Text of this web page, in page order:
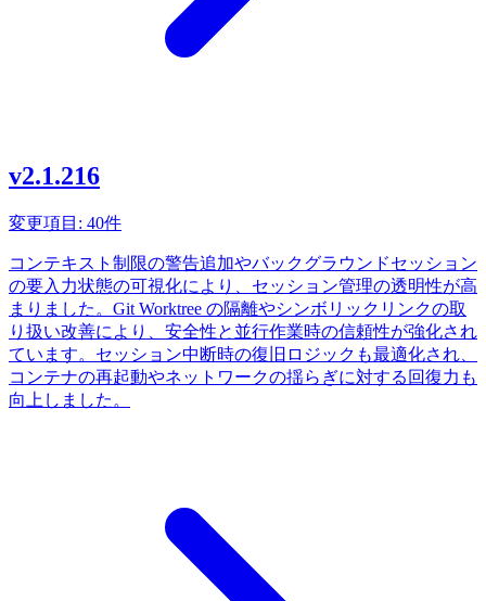
v2.1.216
変更項目: 40件
コンテキスト制限の警告追加やバックグラウンドセッション
の要入力状態の可視化により、セッション管理の透明性が高
まりました。Git Worktree の隔離やシンボリックリンクの取
り扱い改善により、安全性と並行作業時の信頼性が強化され
ています。セッション中断時の復旧ロジックも最適化され、
コンテナの再起動やネットワークの揺らぎに対する回復力も
向上しました。